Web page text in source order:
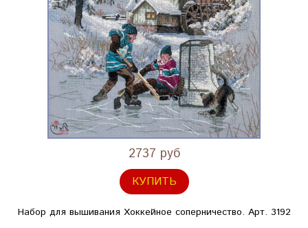
2737 руб
КУПИТЬ
Набор для вышивания Хоккейное соперничество. Арт. 3192